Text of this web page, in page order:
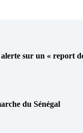
sur un « report
du Sénégal